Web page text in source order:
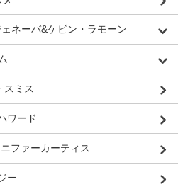
ェネーバ&ケビン・ラモーン
スミス
ワード
ファーカーティス
ー